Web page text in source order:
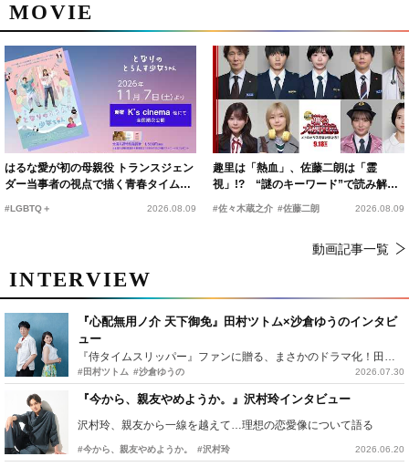
MOVIE
はるな愛が初の母親役 トランスジェン
ダー当事者の視点で描く青春タイムス
#LGBTQ＋ 2026.08.09
趣里は「熱血」、佐藤二朗は「霊
視」!? “謎のキーワード”で読み解く
『踊る大捜査線 N.E.W.』新メンバー
#佐々木蔵之介 #佐藤二朗 2026.08.09
動画記事一覧
INTERVIEW
『心配無用ノ介 天下御免』田村ツトム×沙倉ゆうのインタビ
ュー
#田村ツトム #沙倉ゆうの 2026.07.30
『今から、親友やめようか。』沢村玲インタビュー
沢村玲、親友から一線を越えて…理想の恋愛像について語る
#今から、親友やめようか。 #沢村玲 2026.06.20